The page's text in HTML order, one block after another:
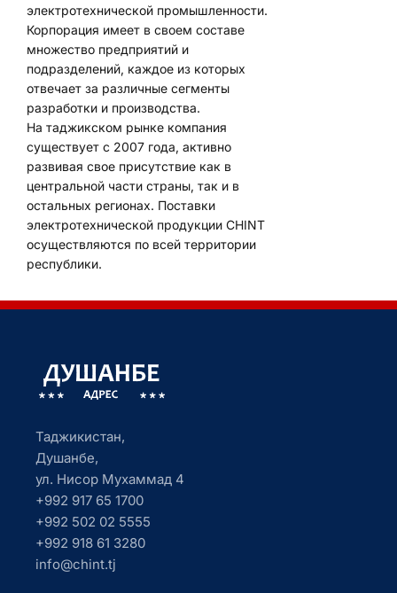
электротехнической промышленности.
Корпорация имеет в своем составе
множество предприятий и
подразделений, каждое из которых
отвечает за различные сегменты
разработки и производства.
На таджикском рынке компания
существует с 2007 года, активно
развивая свое присутствие как в
центральной части страны, так и в
остальных регионах. Поставки
электротехнической продукции CHINT
осуществляются по всей территории
республики.
Таджикистан,
Душанбе,
ул. Нисор Мухаммад 4
+992 917 65 1700
+992 502 02 5555
+992 918 61 3280
info@chint.tj